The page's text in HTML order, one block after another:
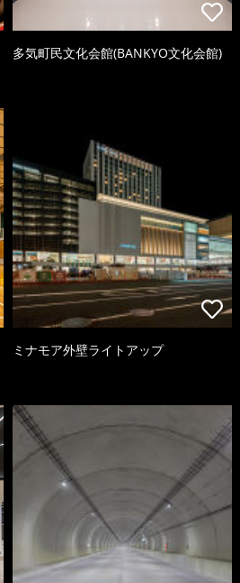
多気町民文化会館(BANKYO文化会館)
ミナモア外壁ライトアップ